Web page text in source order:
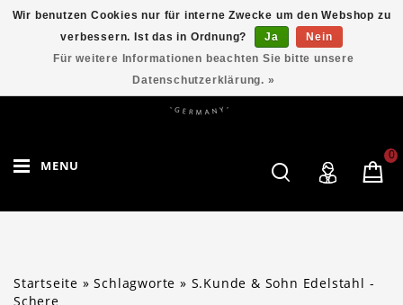
MENU
0
Startseite »Schlagworte » S.Kunde & Sohn Edelstahl -
Schere
Wir benutzen Cookies nur für interne Zwecke um den Webshop zu
verbessern. Ist das in Ordnung?
Ja
Nein
Für weitere Informationen beachten Sie bitte unsere
Datenschutzerklärung. »